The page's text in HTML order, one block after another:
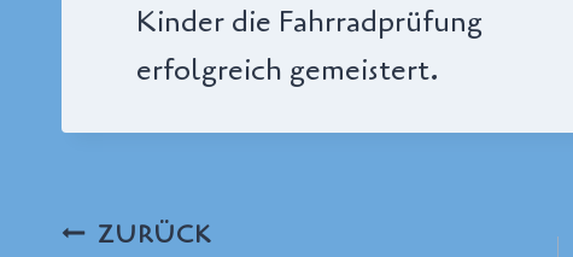
Kinder die Fahrradprüfung
erfolgreich gemeistert.
Beitragsnavigation
ZURÜCK